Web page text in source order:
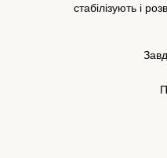
стабілізують і